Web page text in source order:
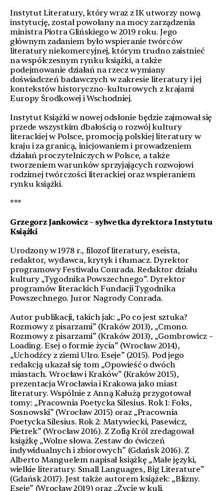
Instytut Literatury, który wraz z IK utworzy nową
instytucję, został powołany na mocy zarządzenia
ministra Piotra Glińskiego w 2019 roku. Jego
głównym zadaniem było wspieranie twórców
literatury niekomercyjnej, którym trudno zaistnieć
na współczesnym rynku książki, a także
podejmowanie działań na rzecz wymiany
doświadczeń badawczych w zakresie literatury i jej
kontekstów historyczno-kulturowych z krajami
Europy Środkowej i Wschodniej.
Instytut Książki w nowej odsłonie będzie zajmował się
przede wszystkim dbałością o rozwój kultury
literackiej w Polsce, promocją polskiej literatury w
kraju i za granicą, inicjowaniem i prowadzeniem
działań proczytelniczych w Polsce, a także
tworzeniem warunków sprzyjających rozwojowi
rodzimej twórczości literackiej oraz wspieraniem
rynku książki.
***
Grzegorz Jankowicz – sylwetka dyrektora Instytutu
Książki
Urodzony w 1978 r., filozof literatury, eseista,
redaktor, wydawca, krytyk i tłumacz. Dyrektor
programowy Festiwalu Conrada. Redaktor działu
kultury „Tygodnika Powszechnego”. Dyrektor
programów literackich Fundacji Tygodnika
Powszechnego. Juror Nagrody Conrada.
Autor publikacji, takich jak: „Po co jest sztuka?
Rozmowy z pisarzami” (Kraków 2013), „Cmono.
Rozmowy z pisarzami” (Kraków 2013), „Gombrowicz –
Loading. Esej o formie życia” (Wrocław 2014),
„Uchodźcy z ziemi Ulro. Eseje” (2015). Pod jego
redakcją ukazał się tom „Opowieść o dwóch
miastach. Wrocław i Kraków” (Kraków 2015),
prezentacja Wrocławia i Krakowa jako miast
literatury. Wspólnie z Anną Kałużą przygotował
tomy: „Pracownia Poetycka Silesius. Rok 1: Foks,
Sosnowski” (Wrocław 2015) oraz „Pracownia
Poetycka Silesius. Rok 2: Matywiecki, Pasewicz,
Pietrek” (Wrocław 2016). Z Zofią Król zredagował
książkę „Wolne słowa. Zestaw do ćwiczeń
indywidualnych i zbiorowych” (Gdańsk 2016). Z
Alberto Manguelem napisał książkę „Małe języki,
wielkie literatury. Small Languages, Big Literature”
(Gdańsk 2017). Jest także autorem książek: „Blizny.
Eseje” (Wrocław 2019) oraz „Życie w kuli.